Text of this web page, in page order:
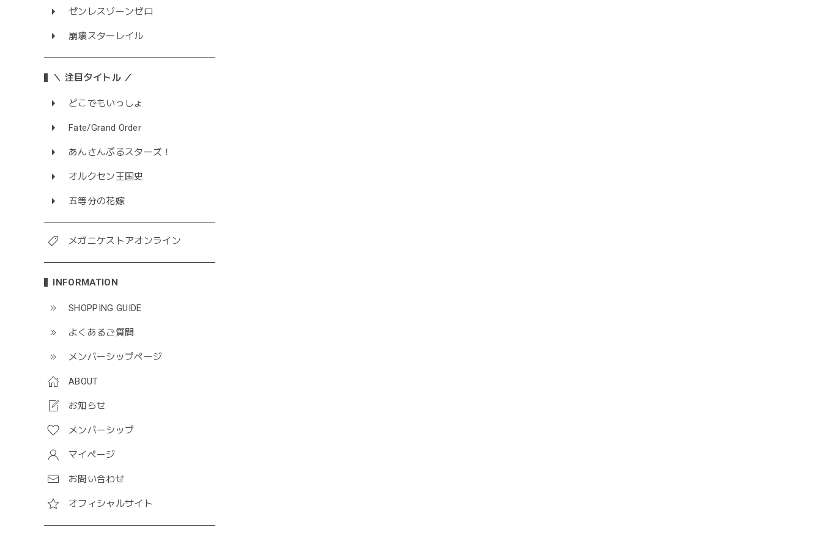
ゼンレスゾーンゼロ
崩壊スターレイル
＼ 注目タイトル ／
どこでもいっしょ
Fate/Grand Order
あんさんぶるスターズ！
オルクセン王国史
五等分の花嫁
メガニケストアオンライン
INFORMATION
SHOPPING GUIDE
よくあるご質問
メンバーシップページ
ABOUT
お知らせ
メンバーシップ
マイページ
お問い合わせ
オフィシャルサイト